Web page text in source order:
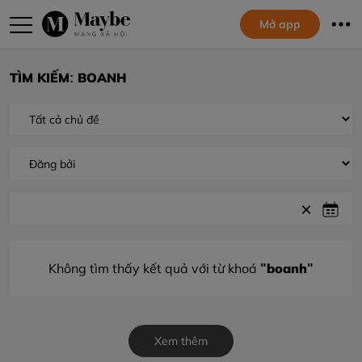
Mở app
TÌM KIẾM: BOANH
Không tìm thấy kết quả với từ khoá "boanh"
Xem thêm